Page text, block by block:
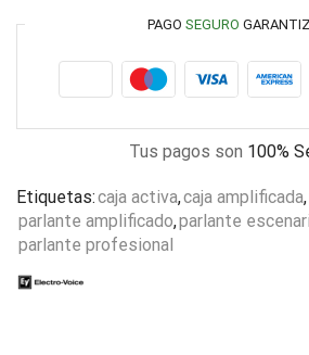
PAGO SEGURO
Tus pagos son 100%
Etiquetas:caja activa,caja amplificada,
parlante amplificado,parlante
parlante profesional